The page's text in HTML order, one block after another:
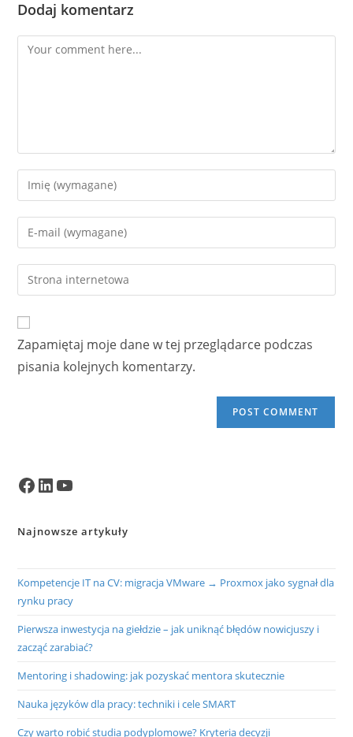
Dodaj komentarz
Comment
Enter
your
name
comment
Enter
your
email
address
Enter
your
URL
(optional)
Zapamiętaj moje dane w tej przeglądarce podczas
pisania kolejnych komentarzy.
Facebook
LinkedInYouTube
Najnowsze artykuły
Kompetencje IT na CV: migracja VMware → Proxmox jako sygnał dla
rynku pracy
Pierwsza inwestycja na giełdzie – jak uniknąć błędów nowicjuszy i
zacząć zarabiać?
Mentoring i shadowing: jak pozyskać mentora skutecznie
Nauka języków dla pracy: techniki i cele SMART
Czy warto robić studia podyplomowe? Kryteria decyzji